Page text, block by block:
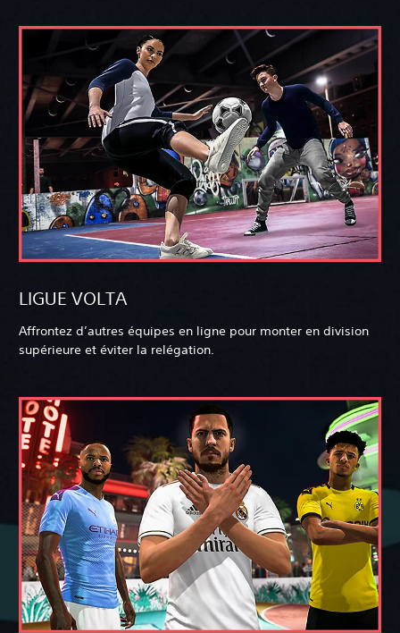
LIGUE VOLTA
Affrontez d’autres équipes en ligne pour monter en division
supérieure et éviter la relégation.